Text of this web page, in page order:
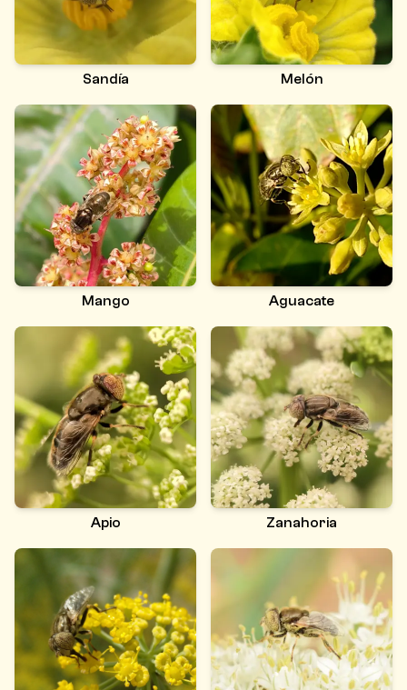
Sandía Melón
Mango Aguacate
Apio Zanahoria